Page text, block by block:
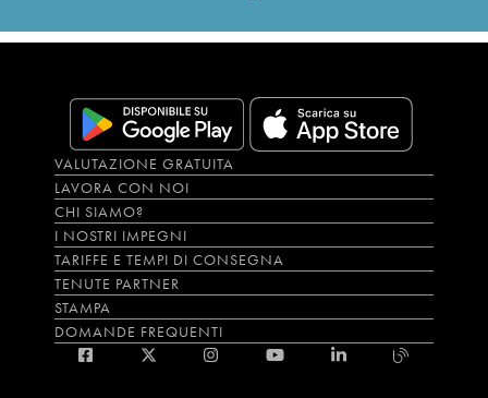
VALUTAZIONE GRATUITA
LAVORA CON NOI
CHI SIAMO?
I NOSTRI IMPEGNI
TARIFFE E TEMPI DI CONSEGNA
TENUTE PARTNER
STAMPA
DOMANDE FREQUENTI